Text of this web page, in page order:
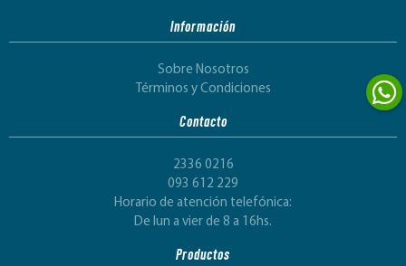
Información
Sobre Nosotros
Términos y Condiciones
Contacto
2336 0216
093 612 229
Horario de atención telefónica:
De lun a vier de 8 a 16hs.
Productos